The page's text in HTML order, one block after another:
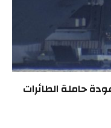
حاملة الطائرات